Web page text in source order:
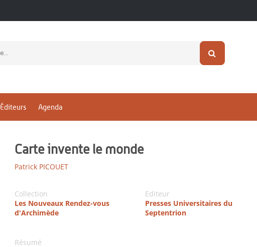
Éditeurs Agenda
Carte invente le monde
Patrick PICOUET
Collection
Les Nouveaux Rendez-vous
d'Archimède
Editeur
Presses Universitaires du
Septentrion
Résumé